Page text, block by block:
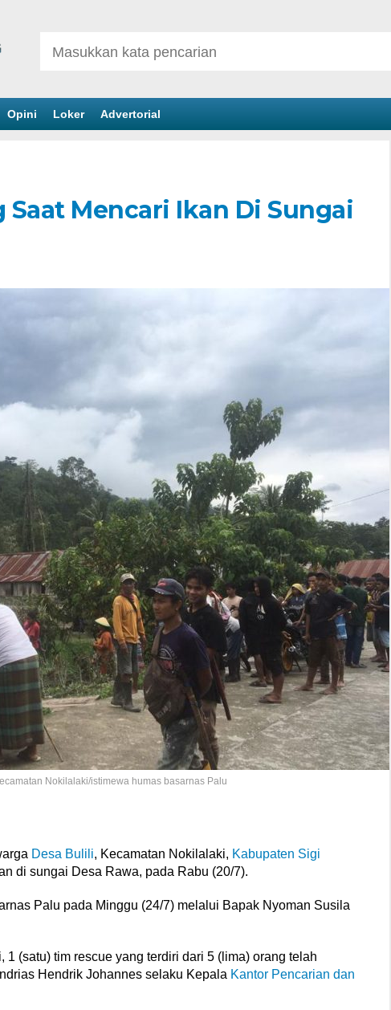
Opini Loker Advertorial
Mencari Ikan Di Sungai
Nokilalaki/istimewa humas basarnas Palu
Desa Bulili, Kecamatan Nokilalaki, Kabupaten Sigi
di sungai Desa Rawa, pada Rabu (20/7).
Palu pada Minggu (24/7) melalui Bapak Nyoman Susila
1 (satu) tim rescue yang terdiri dari 5 (lima) orang telah
Hendrik Johannes selaku Kepala Kantor Pencarian dan